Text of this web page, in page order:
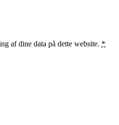
af dine data på dette website. *